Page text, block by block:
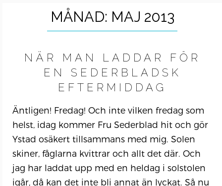
MÅNAD: MAJ 2013
NÄR MAN LADDAR FÖR
EN SEDERBLADSK
EFTERMIDDAG
Äntligen! Fredag! Och inte vilken fredag som
helst, idag kommer Fru Sederblad hit och gör
Ystad osäkert tillsammans med mig. Solen
skiner, fåglarna kvittrar och allt det där. Och
jag har laddat upp med en heldag i solstolen
igår, då kan det inte bli annat än lyckat. Så nu